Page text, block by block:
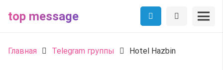
top message
Главная Telegram группы Hotel Hazbin